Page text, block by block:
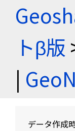
トβ版
|
データ作成